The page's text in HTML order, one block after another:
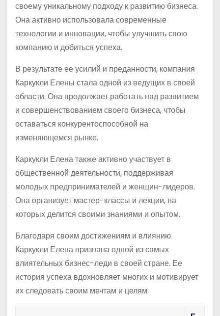
своему уникальному подходу к развитию бизнеса.
Она активно использовала современные
технологии и инновации, чтобы улучшить свою
компанию и добиться успеха.
В результате ее усилий и преданности, компания
Каркукли Елены стала одной из ведущих в своей
области. Она продолжает работать над развитием
и совершенствованием своего бизнеса, чтобы
оставаться конкурентоспособной на
изменяющемся рынке.
Каркукли Елена также активно участвует в
общественной деятельности, поддерживая
молодых предпринимателей и женщин-лидеров.
Она организует мастер-классы и лекции, на
которых делится своими знаниями и опытом.
Благодаря своим достижениям и влиянию
Каркукли Елена признана одной из самых
влиятельных бизнес-леди в своей стране. Ее
история успеха вдохновляет многих и мотивирует
их следовать своим мечтам и целям.